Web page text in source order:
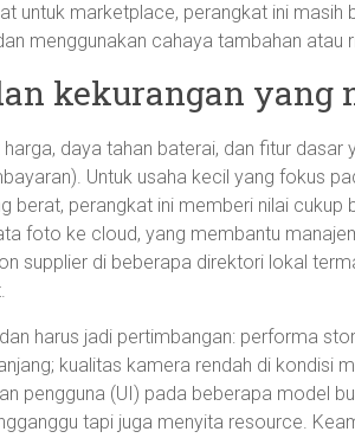
untuk marketplace, perangkat ini masih
menggunakan cahaya tambahan atau
kekurangan yang
daya tahan baterai, dan fitur dasar
Untuk usaha kecil yang fokus
berat, perangkat ini memberi nilai cukup
foto ke cloud, yang membantu
supplier di beberapa direktori lokal
harus jadi pertimbangan: performa
kualitas kamera rendah di kondisi
pengguna (UI) pada beberapa model
tapi juga menyita resource.